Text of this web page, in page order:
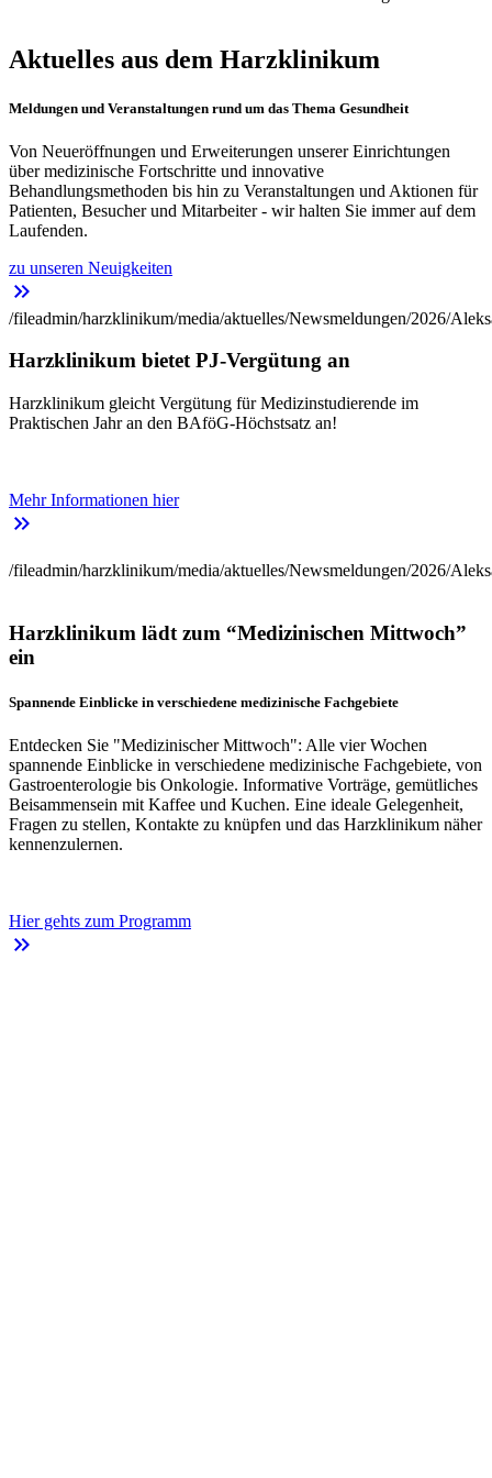
Aktuelles aus dem Harzklinikum
Meldungen und Veranstaltungen rund um das Thema Gesundheit
Von Neueröffnungen und Erweiterungen unserer Einrichtungen
über medizinische Fortschritte und innovative
Behandlungsmethoden bis hin zu Veranstaltungen und Aktionen für
Patienten, Besucher und Mitarbeiter - wir halten Sie immer auf dem
Laufenden.
zu unseren Neuigkeiten
keyboard_double_arrow_right
/fileadmin/harzklinikum/media/aktuelles/Newsmeldungen/2026/
Harzklinikum bietet PJ-Vergütung an
Harzklinikum gleicht Vergütung für Medizinstudierende im
Praktischen Jahr an den BAföG-Höchstsatz an!
Mehr Informationen hier
keyboard_double_arrow_right
/fileadmin/harzklinikum/media/aktuelles/Newsmeldungen/2026/
Harzklinikum lädt zum “Medizinischen Mittwoch”
ein
Spannende Einblicke in verschiedene medizinische Fachgebiete
Entdecken Sie "Medizinischer Mittwoch": Alle vier Wochen
spannende Einblicke in verschiedene medizinische Fachgebiete, von
Gastroenterologie bis Onkologie. Informative Vorträge, gemütliches
Beisammensein mit Kaffee und Kuchen. Eine ideale Gelegenheit,
Fragen zu stellen, Kontakte zu knüpfen und das Harzklinikum näher
kennenzulernen.
Hier gehts zum Programm
keyboard_double_arrow_right